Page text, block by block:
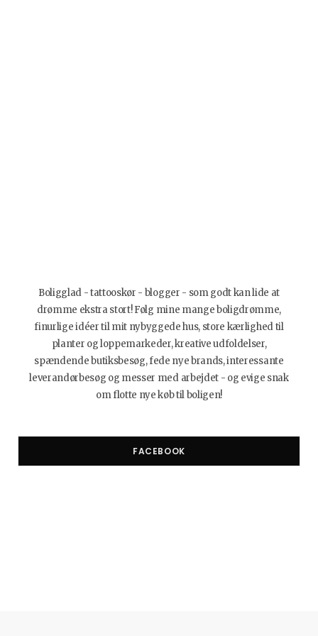
Boligglad - tattooskør - blogger - som godt kan lide at
drømme ekstra stort! Følg mine mange boligdrømme,
finurlige idéer til mit nybyggede hus, store kærlighed til
planter og loppemarkeder, kreative udfoldelser,
spændende butiksbesøg, fede nye brands, interessante
leverandørbesøg og messer med arbejdet - og evige snak
om flotte nye køb til boligen!
FACEBOOK